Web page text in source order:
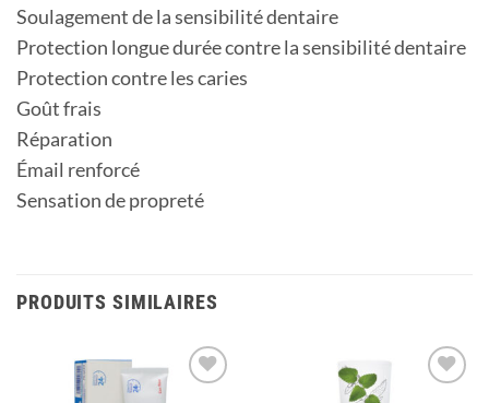
Soulagement de la sensibilité dentaire
Protection longue durée contre la sensibilité dentaire
Protection contre les caries
Goût frais
Réparation
Émail renforcé
Sensation de propreté
PRODUITS SIMILAIRES